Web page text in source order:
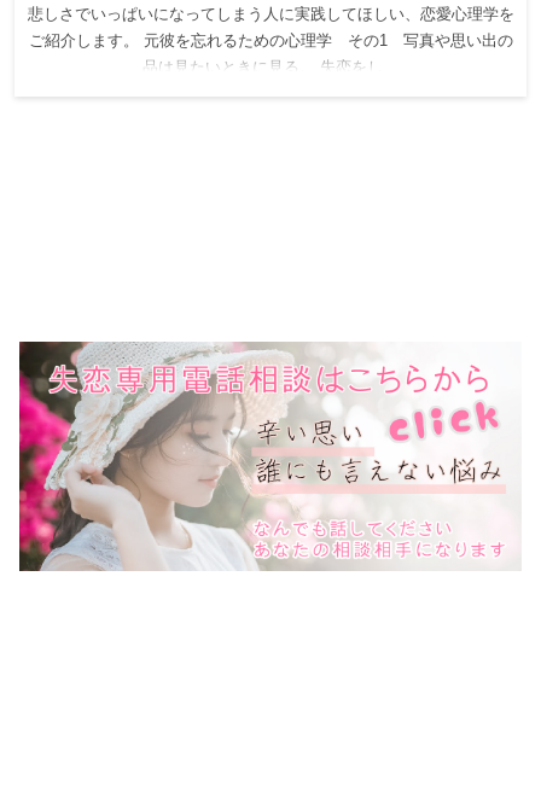
悲しさでいっぱいになってしまう人に実践してほしい、恋愛心理学を
ご紹介します。 元彼を忘れるための心理学 その1 写真や思い出の
品は見たいときに見る。 失恋をし…